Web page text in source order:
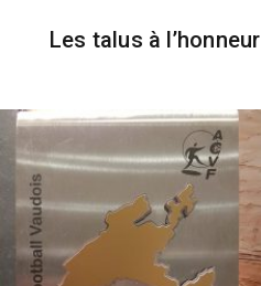
Les talus à l’honneur